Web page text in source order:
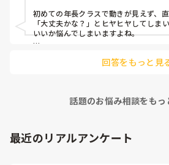
対応にも悩みます。
初めての年長クラスで動きが見えず、
「大丈夫かな？」とヒヤヒヤしてしま
いいか悩んでしまいますよね。
「こんなこと聞いたら迷惑かな」と抱
件、どこまで進んだ？」「困ってるこ
「毎日夕方に5分だけ進捗確認の時間を
てしまうと、後輩も質問しやすくなり
回答をもっと見
話題のお悩み相談をもっ
最近のリアルアンケート